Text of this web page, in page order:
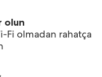
olun
Fi olmadan rahatça